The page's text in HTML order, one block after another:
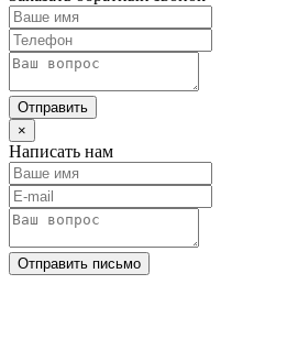
Отправить
×
Написать нам
Отправить письмо